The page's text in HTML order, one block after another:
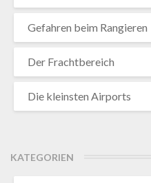
Gefahren beim Rangieren
Der Frachtbereich
Die kleinsten Airports
KATEGORIEN